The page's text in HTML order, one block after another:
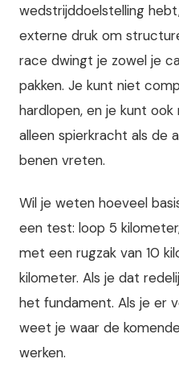
wedstrijddoelstelling
externe druk om
race dwingt je zowel je
pakken. Je kunt niet
hardlopen, en je kunt
alleen spierkracht als de
benen vreten.
Wil je weten hoeveel
een test: loop 5
met een rugzak van 10
kilometer. Als je dat
het fundament. Als je er
weet je waar de
werken.